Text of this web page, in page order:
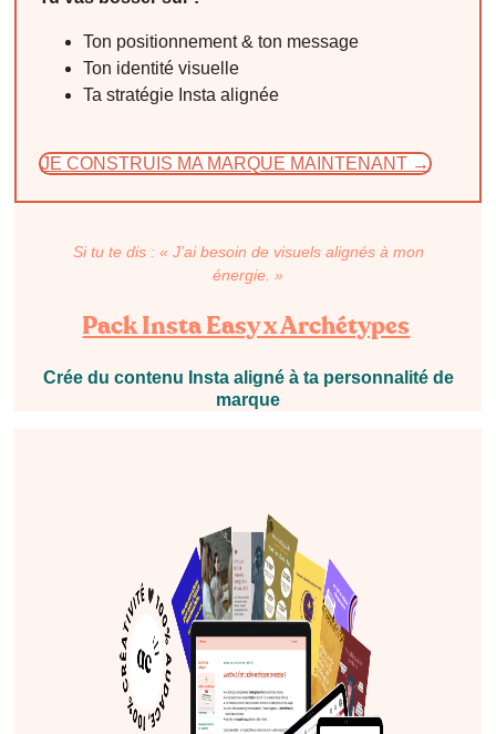
Ton positionnement & ton message
Ton identité visuelle
Ta stratégie Insta alignée
JE CONSTRUIS MA MARQUE MAINTENANT →
Si tu te dis : « J’ai besoin de visuels alignés à mon
énergie. »
Pack Insta Easy x Archétypes
Crée du contenu Insta aligné à ta personnalité de
marque